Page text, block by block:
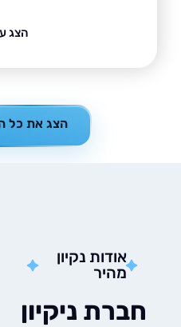
הצג את כל השירותים
אודות נקיון
ניקיון